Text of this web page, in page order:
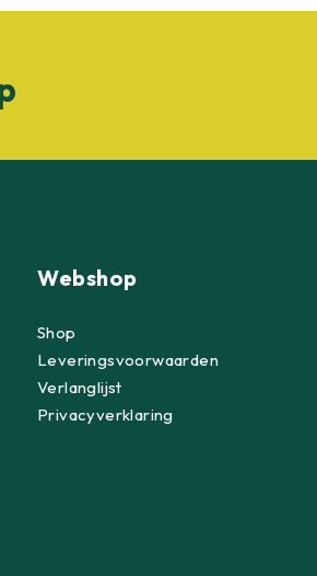
Webshop
Shop
Leveringsvoorwaarden
Verlanglijst
Privacyverklaring